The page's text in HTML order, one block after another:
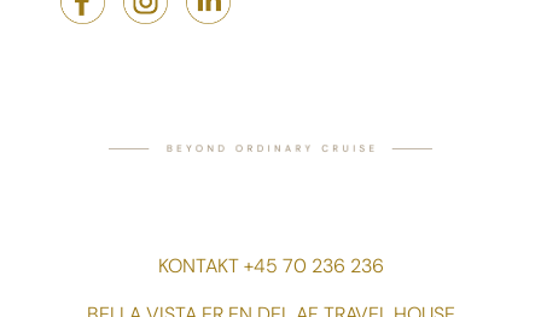
KONTAKT +45 70 236 236